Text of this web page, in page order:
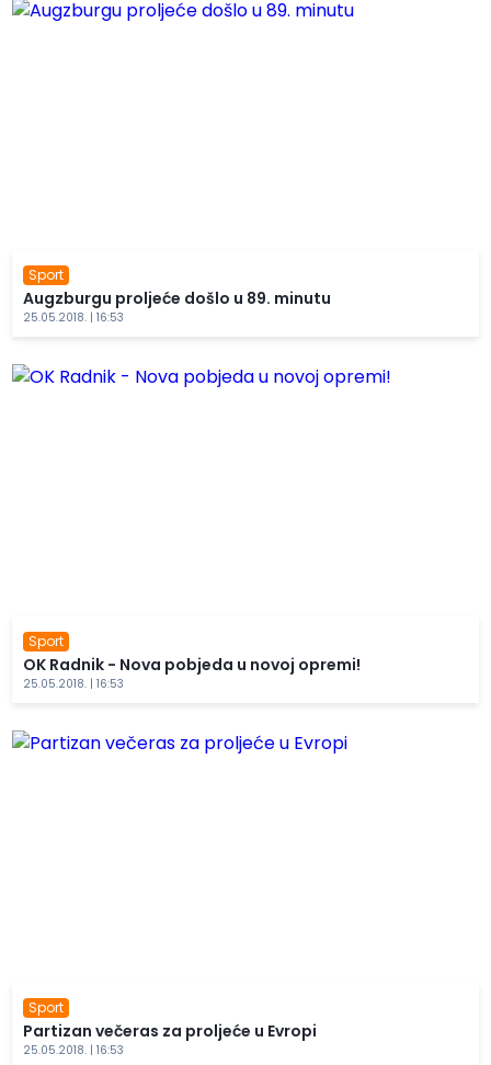
Sport
Augzburgu proljeće došlo u 89. minutu
25.05.2018. | 16:53
Sport
OK Radnik - Nova pobjeda u novoj opremi!
25.05.2018. | 16:53
Sport
Partizan večeras za proljeće u Evropi
25.05.2018. | 16:53